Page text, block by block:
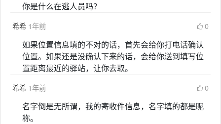
你是什么在逃人员吗？
希希 1年前 0
如果位置信息填的不对的话，首先会给你打电话确认
位置。如果还是没确认下来的话，会给你送到填写位
置距离最近的驿站，让你去取。
希希 1年前 0
名字倒是无所谓，我的寄收件信息，名字填的都是昵
称。